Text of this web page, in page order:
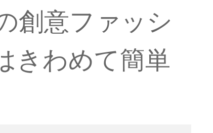
創意ファッシ
きわめて簡単